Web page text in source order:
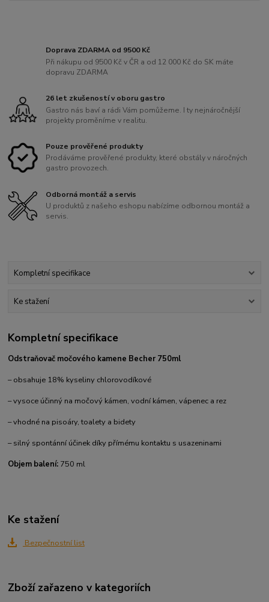
Doprava ZDARMA od 9500 Kč
Při nákupu od 9500 Kč v ČR a od 12 000 Kč do SK máte
dopravu ZDARMA
26 let zkušeností v oboru gastro
Gastro nás baví a rádi Vám pomůžeme. I ty nejnáročnější
projekty proměníme v realitu.
Pouze prověřené produkty
Prodáváme prověřené produkty, které obstály v náročných
gastro provozech.
Odborná montáž a servis
U produktů z našeho eshopu nabízíme odbornou montáž a
servis.
Kompletní specifikace
Ke stažení
Kompletní specifikace
Odstraňovač močového kamene Becher 750ml
– obsahuje 18% kyseliny chlorovodíkové
– vysoce účinný na močový kámen, vodní kámen, vápenec a rez
– vhodné na pisoáry, toalety a bidety
– silný spontánní účinek díky přímému kontaktu s usazeninami
Objem balení: 750 ml
Ke stažení
Bezpečnostní list
Zboží zařazeno v kategoriích